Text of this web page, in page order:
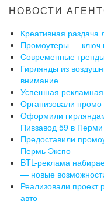
НОВОСТИ
Креативная раздача
Промоутеры — ключ
Современные
Гирлянды из
внимание
Успешная
Организовали
Оформили
Пивзавод 59 в Перми
Предоставили
Пермь Экспо
BTL-реклама
— новые
Реализовали проект
авто